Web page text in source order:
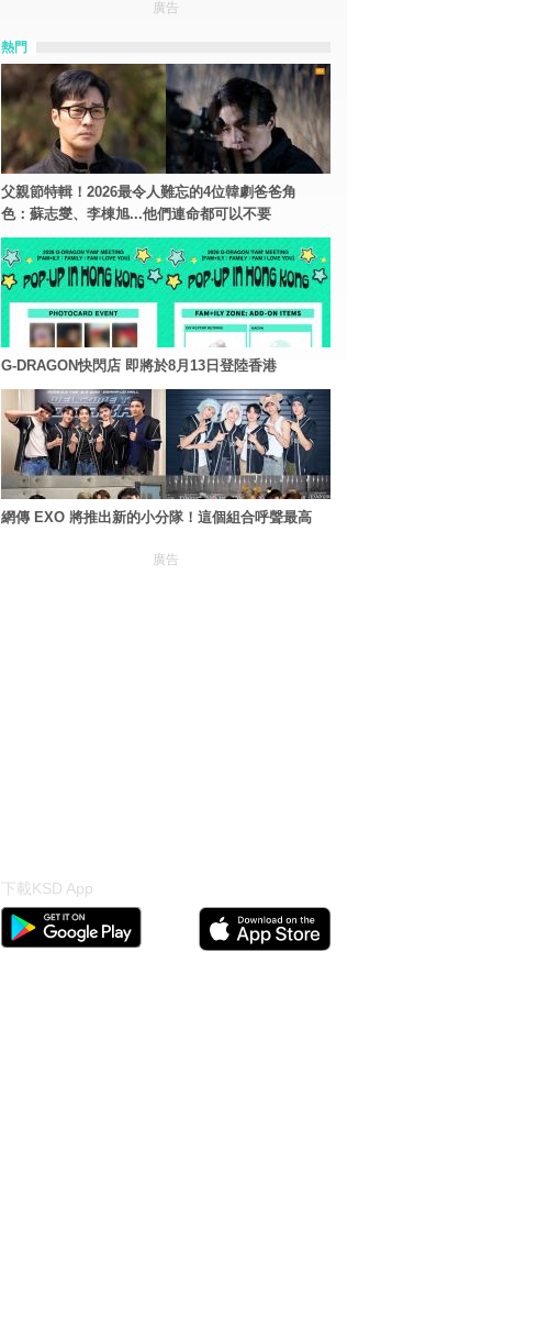
廣告
熱門
父親節特輯！2026最令人難忘的4位韓劇爸爸角
色：蘇志燮、李棟旭...他們連命都可以不要
G-DRAGON快閃店 即將於8月13日登陸香港
網傳 EXO 將推出新的小分隊！這個組合呼聲最高
廣告
下載KSD App